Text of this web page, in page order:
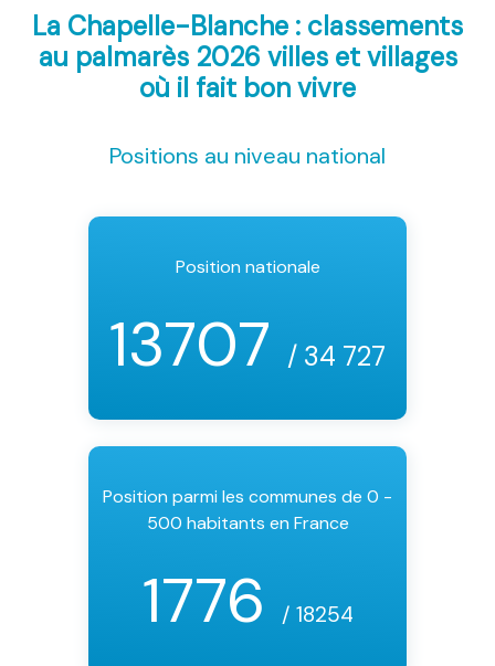
La Chapelle-Blanche : classements
au palmarès 2026 villes et villages
où il fait bon vivre
Positions au niveau national
Position nationale
13707 / 34 727
Position parmi les communes de 0 -
500 habitants en France
1776 / 18254